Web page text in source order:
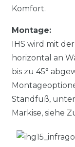
Komfort.
Montage:
IHS wird mit
horizontal an
bis zu 45°
Standfuß,
Markise, siehe